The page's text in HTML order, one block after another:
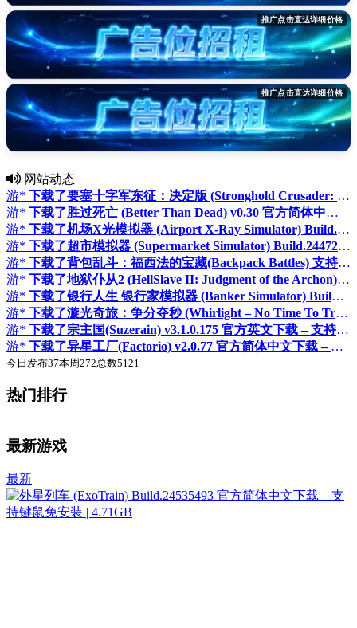
推广点击直达详细价格
推广点击直达详细价格
网站动态
游* 下载了要塞十字军东征：决定版 (Stronghold Crusader: Definitive Edition) v2.8 官方简体中文下载 – 支持键鼠免安装 | 6.3GB
游* 下载了胜过死亡 (Better Than Dead) v0.30 官方简体中文下载 – 支持键鼠免安装 | 10.1GB
游* 下载了机场X光模拟器 (Airport X-Ray Simulator) Build.24204769 官方简体中文下载 – 支持键鼠免安装 | 1.84GB
游* 下载了超市模拟器 (Supermarket Simulator) Build.24472023 官方简体中文下载 – 支持键鼠免安装 | 修改器 | 1.36GB
游* 下载了背包乱斗：福西法的宝藏(Backpack Battles) 支持网络联机 v1.1.6 官方简体中文下载 – 支持键鼠免安装 | 322MB
游* 下载了地狱仆从2 (HellSlave II: Judgment of the Archon) Build.24545303 官方简体中文下载 – 支持手柄免安装 | 1.72GB
游* 下载了银行人生 银行家模拟器 (Banker Simulator) Build.24426925 官方简体中文下载 – 支持手柄免安装 | 6.6GB
游* 下载了漩光奇旅：争分夺秒 (Whirlight – No Time To Trip) Build.23175749 官方简体中文下载 – 支持手柄免安装 | 11.22GB
游* 下载了宗主国(Suzerain) v3.1.0.175 官方英文下载 – 支持手柄免安装 | 1.4G
游* 下载了异星工厂(Factorio) v2.0.77 官方简体中文下载 – 支持键鼠免安装 | 赠作弊码秘籍 | 5.08GB
今日发布37本周272总数5121
热门排行
最新游戏
最新